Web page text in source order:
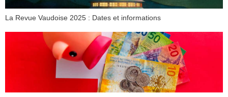
La Revue Vaudoise 2025 : Dates et informations